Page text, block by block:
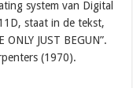
system van Digital
staat in de tekst,
JUST BEGUN”.
(1970).